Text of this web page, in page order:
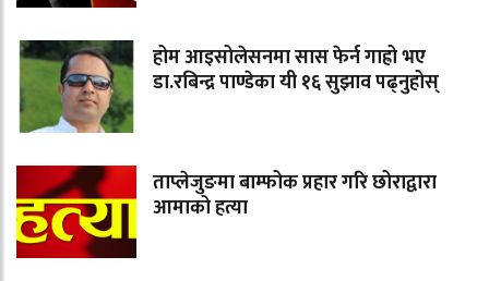
होम आइसोलेसनमा सास फेर्न गाह्रो भए
डा.रबिन्द्र पाण्डेका यी १६ सुझाव पढ्नुहोस्
ताप्लेजुङमा बाम्फोक प्रहार गरि छोराद्वारा
आमाको हत्या